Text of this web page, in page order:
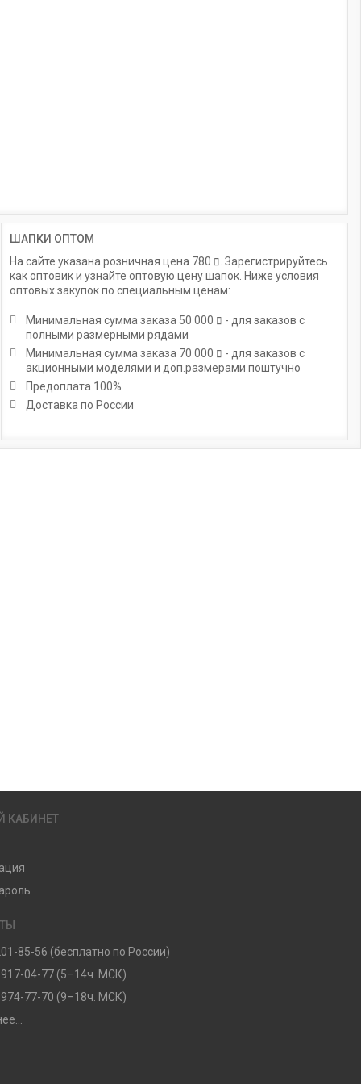
ШАПКИ ОПТОМ
На сайте указана розничная цена 780
. Зарегистрируйтесь
как оптовик и узнайте оптовую цену шапок. Ниже условия
оптовых закупок по специальным ценам:
Минимальная сумма заказа 50 000
- для заказов с
полными размерными рядами
Минимальная сумма заказа 70 000
- для заказов с
акционными моделями и доп.размерами поштучно
Предоплата 100%
Доставка по России
КАБИНЕТ
85-56 (бесплатно по России)
917-04-77 (5–14ч. МСК)
974-77-70 (9–18ч. МСК)